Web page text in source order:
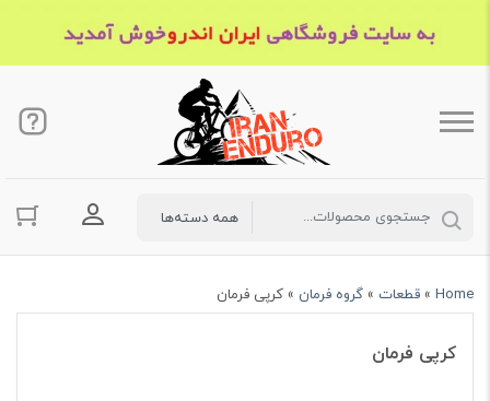
ورود به
Home
» قطعات » گروه فرمان » کرپی فرمان
کرپی فرمان